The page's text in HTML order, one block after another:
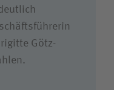
Götz-